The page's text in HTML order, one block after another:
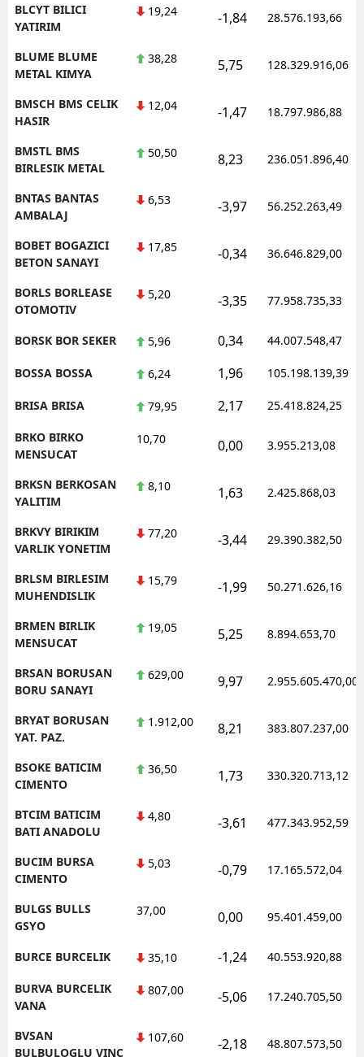
BLCYT BILICI
YATIRIM
19,24 -1,84 28.576.193,66
BLUME BLUME
METAL KIMYA
38,28 5,75 128.329.916,06
BMSCH BMS CELIK
HASIR
12,04 -1,47 18.797.986,88
BMSTL BMS
BIRLESIK METAL
50,50 8,23 236.051.896,40
BNTAS BANTAS
AMBALAJ
6,53 -3,97 56.252.263,49
BOBET BOGAZICI
BETON SANAYI
17,85 -0,34 36.646.829,00
BORLS BORLEASE
OTOMOTIV
5,20 -3,35 77.958.735,33
BORSK BOR SEKER 5,96 0,34 44.007.548,47
BOSSA BOSSA 6,24 1,96 105.198.139,39
BRISA BRISA 79,95 2,17 25.418.824,25
BRKO BIRKO
MENSUCAT
10,70 0,00 3.955.213,08
BRKSN BERKOSAN
YALITIM
8,10 1,63 2.425.868,03
BRKVY BIRIKIM
VARLIK YONETIM
77,20 -3,44 29.390.382,50
BRLSM BIRLESIM
MUHENDISLIK
15,79 -1,99 50.271.626,16
BRMEN BIRLIK
MENSUCAT
19,05 5,25 8.894.653,70
BRSAN BORUSAN
BORU SANAYI
629,00 9,97 2.955.605.470,00
BRYAT BORUSAN
YAT. PAZ.
1.912,00 8,21 383.807.237,00
BSOKE BATICIM
CIMENTO
36,50 1,73 330.320.713,12
BTCIM BATICIM
BATI ANADOLU
4,80 -3,61 477.343.952,59
BUCIM BURSA
CIMENTO
5,03 -0,79 17.165.572,04
BULGS BULLS
GSYO
37,00 0,00 95.401.459,00
BURCE BURCELIK 35,10 -1,24 40.553.920,88
BURVA BURCELIK
VANA
807,00 -5,06 17.240.705,50
BVSAN
BULBULOGLU VINC
107,60 -2,18 48.807.573,50